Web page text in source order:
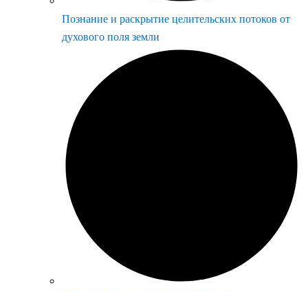
Познание и раскрытие целительских потоков от
духового поля земли